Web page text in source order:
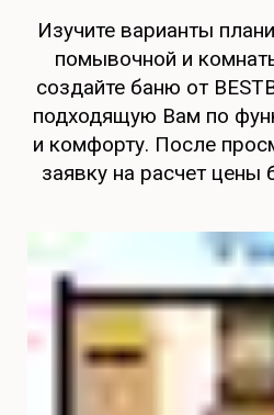
Изучите варианты
помывочной и
создайте баню от
подходящую Вам по
и комфорту. После
заявку на расчет цены